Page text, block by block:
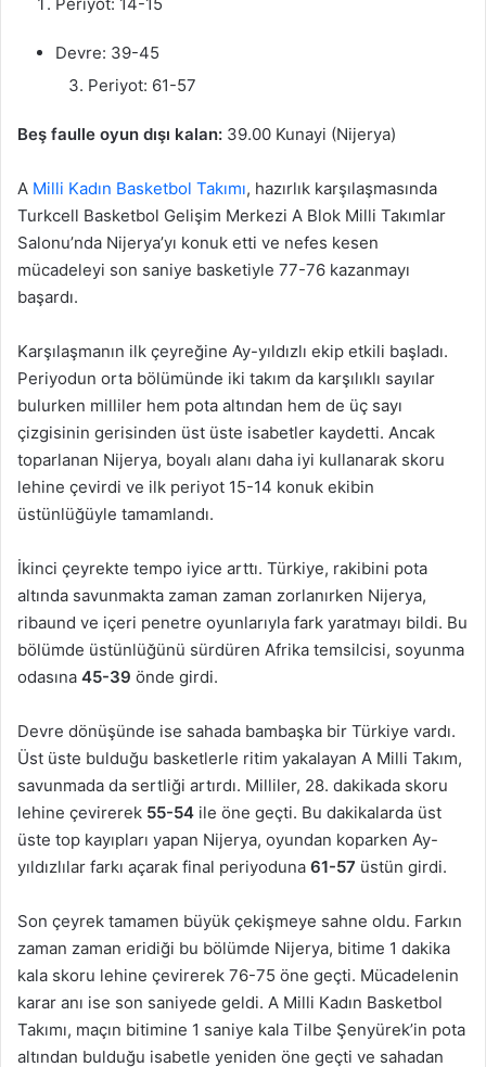
Devre: 39-45
Periyot: 61-57
Beş faulle oyun dışı kalan: 39.00 Kunayi (Nijerya)
A Milli Kadın Basketbol Takımı, hazırlık karşılaşmasında
Turkcell Basketbol Gelişim Merkezi A Blok Milli Takımlar
Salonu’nda Nijerya’yı konuk etti ve nefes kesen
mücadeleyi son saniye basketiyle 77-76 kazanmayı
başardı.
Karşılaşmanın ilk çeyreğine Ay-yıldızlı ekip etkili başladı.
Periyodun orta bölümünde iki takım da karşılıklı sayılar
bulurken milliler hem pota altından hem de üç sayı
çizgisinin gerisinden üst üste isabetler kaydetti. Ancak
toparlanan Nijerya, boyalı alanı daha iyi kullanarak skoru
lehine çevirdi ve ilk periyot 15-14 konuk ekibin
üstünlüğüyle tamamlandı.
İkinci çeyrekte tempo iyice arttı. Türkiye, rakibini pota
altında savunmakta zaman zaman zorlanırken Nijerya,
ribaund ve içeri penetre oyunlarıyla fark yaratmayı bildi. Bu
bölümde üstünlüğünü sürdüren Afrika temsilcisi, soyunma
odasına 45-39 önde girdi.
Devre dönüşünde ise sahada bambaşka bir Türkiye vardı.
Üst üste bulduğu basketlerle ritim yakalayan A Milli Takım,
savunmada da sertliği artırdı. Milliler, 28. dakikada skoru
lehine çevirerek 55-54 ile öne geçti. Bu dakikalarda üst
üste top kayıpları yapan Nijerya, oyundan koparken Ay-
yıldızlılar farkı açarak final periyoduna 61-57 üstün girdi.
Son çeyrek tamamen büyük çekişmeye sahne oldu. Farkın
zaman zaman eridiği bu bölümde Nijerya, bitime 1 dakika
kala skoru lehine çevirerek 76-75 öne geçti. Mücadelenin
karar anı ise son saniyede geldi. A Milli Kadın Basketbol
Takımı, maçın bitimine 1 saniye kala Tilbe Şenyürek’in pota
altından bulduğu isabetle yeniden öne geçti ve sahadan